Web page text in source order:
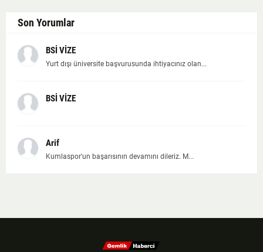
Son Yorumlar
BSİ VİZE
Yurt dışı üniversite başvurusunda ihtiyacınız olan...
BSİ VİZE
Arif
Kumlaspor'un başarısının devamını dileriz. M...